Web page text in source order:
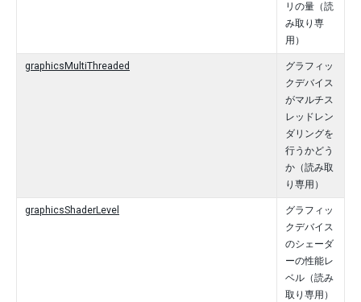
リの量（読
み取り専
用）
graphicsMultiThreaded
グラフィッ
クデバイス
がマルチス
レッドレン
ダリングを
行うかどう
か（読み取
り専用）
graphicsShaderLevel
グラフィッ
クデバイス
のシェーダ
ーの性能レ
ベル（読み
取り専用）